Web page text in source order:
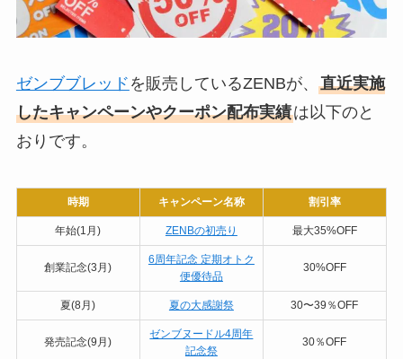
ゼンブブレッド を販売しているZENBが、 直近実施
したキャンペーンやクーポン配布実績は以下のと
おりです。
時期 キャンペーン名称 割引率
年始(1月) ZENBの初売り 最大35%OFF
創業記念(3月)
6周年記念 定期オトク
便優待品
30%OFF
夏(8月) 夏の大感謝祭 30〜39％OFF
発売記念(9月)
ゼンブヌードル4周年
記念祭
30％OFF